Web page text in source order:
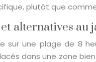
plutôt que
alternatives
sur une plage de 8
dans une zone